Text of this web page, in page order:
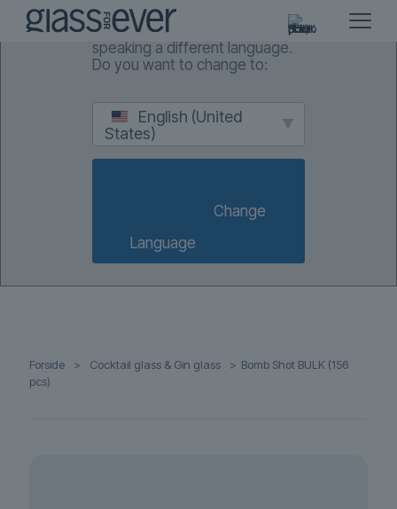
We've detected you might be
speaking a different language.
Do you want to change to:
English (United
States)
Language
Forside > Cocktail glass & Gin glass > Bomb Shot BULK (156
pcs)